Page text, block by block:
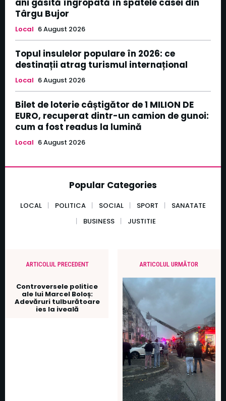
ani găsită îngropată în spatele casei din
Târgu Bujor
Local 6 August 2026
Topul insulelor populare în 2026: ce
destinații atrag turismul internațional
Local 6 August 2026
Bilet de loterie câștigător de 1 MILION DE
EURO, recuperat dintr-un camion de gunoi:
cum a fost readus la lumină
Local 6 August 2026
Popular Categories
LOCAL POLITICA SOCIAL SPORT
SANATATE
BUSINESS
JUSTITIE
ARTICOLUL PRECEDENT
Controversele politice
ale lui Marcel Boloș:
Adevăruri tulburătoare
ies la iveală
ARTICOLUL URMĂTOR